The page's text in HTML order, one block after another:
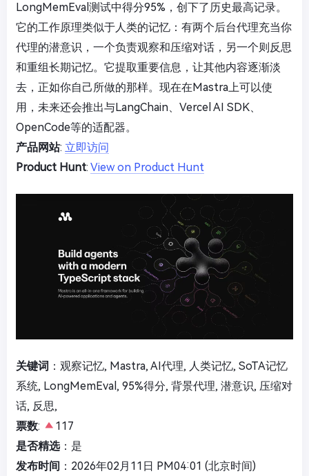
LongMemEval测试中得分95%，创下了历史最高记录。
它的工作原理类似于人类的记忆：有两个后台代理充当你
代理的潜意识，一个负责观察和压缩对话，另一个则反思
和重组长期记忆。它提取重要信息，让其他内容逐渐淡
去，正如你自己所做的那样。现在在Mastra上可以使
用，未来还会推出与LangChain、Vercel AI SDK、
OpenCode等的适配器。
产品网站: 立即访问
Product Hunt: View on Product Hunt
关键词 ：观察记忆, Mastra, AI代理, 人类记忆, SoTA记忆
系统, LongMemEval, 95%得分, 背景代理, 潜意识, 压缩对
话, 反思,
票数:
117
是否精选：是
发布时间 ：2026年02月11日 PM04:01 (北京时间)